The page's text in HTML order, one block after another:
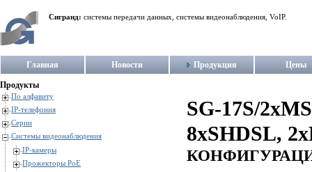
Сигранд: системы передачи данных, системы видеонаблюдения, VoIP.
Главная Новости Продукция Цены
Продукты
По алфавиту
IP-телефония
Серии
Системы видеонаблюдения
IP-камеры
Прожекторы PoE
SG-17S/
8xSHDSL,